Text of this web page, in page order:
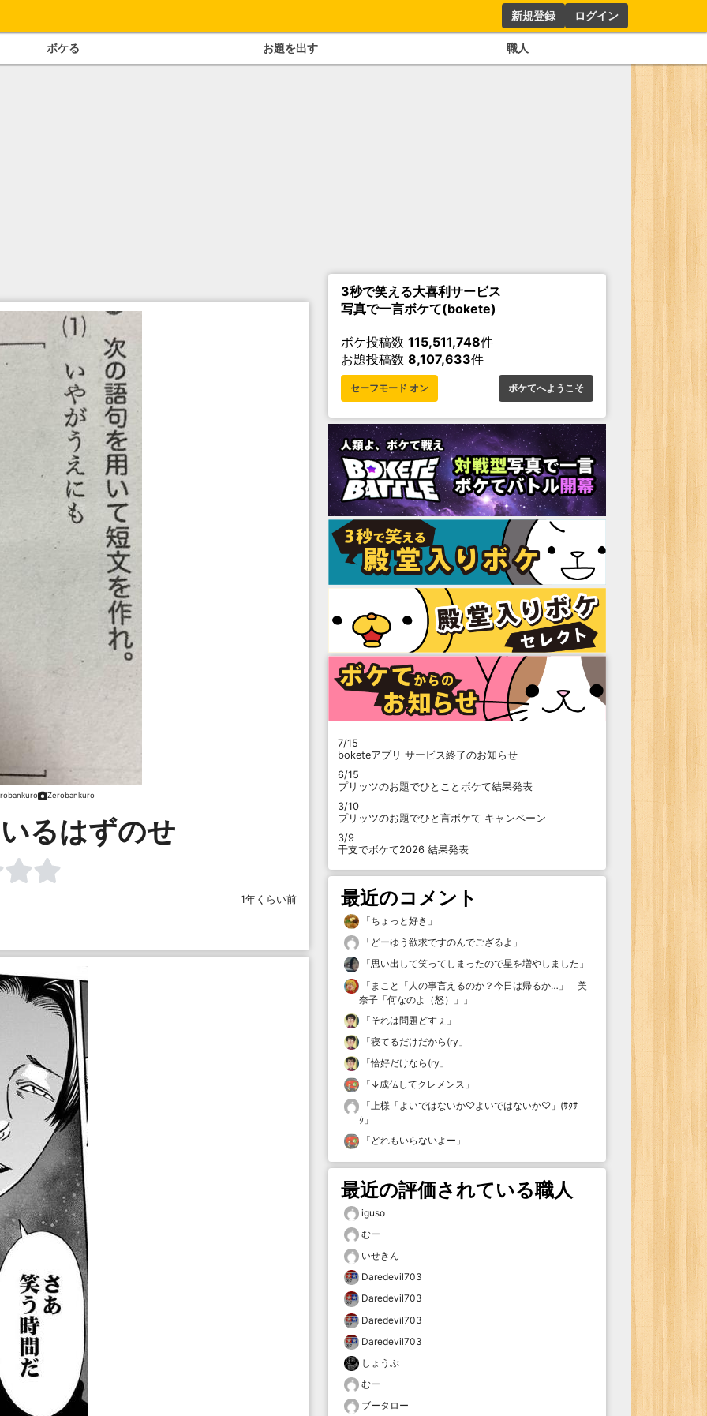
新規登録 ログイン
ボケる お題を出す 職人
Zerobankuro
るはずのせ
1年くらい前
3秒で笑える大喜利サービス
写真で一言ボケて(bokete)
ボケ投稿数 115,511,748件
お題投稿数 8,107,633件
セーフモード オン ボケてへようこそ
7/15
boketeアプリ サービス終了のお知らせ
6/15
プリッツのお題でひとことボケて結果発表
3/10
プリッツのお題でひと言ボケて キャンペーン
3/9
干支でボケて2026 結果発表
最近のコメント
「ちょっと好き 」
「 どーゆう欲求ですのんでござるよ 」
「思い出して笑ってしまったので星を増やしました 」
「 まこと「人の事言えるのか？今日は帰るか…」 美
奈子「何なのよ（怒）」
」
「それは問題どすぇ 」
「寝てるだけだから(ry 」
「恰好だけなら(ry 」
「 ↓成仏してクレメンス 」
「上様「よいではないか♡よいではないか♡」(ｻｸｻ
ｸ 」
「 どれもいらないよー 」
最近の評価されている職人
iguso
むー
いせきん
Daredevil703
Daredevil703
Daredevil703
Daredevil703
しょうぶ
むー
ブータロー